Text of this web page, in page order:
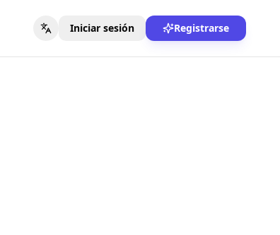
Iniciar sesión Registrarse